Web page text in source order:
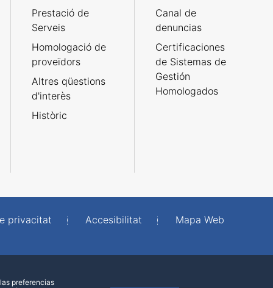
Prestació de
Serveis
Homologació de
proveïdors
Altres qüestions
d'interès
Històric
Canal de
denuncias
Certificaciones
de Sistemas de
Gestión
Homologados
privacitat Accesibilitat
Mapa Web
preferencias